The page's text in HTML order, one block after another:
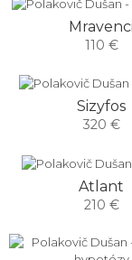
Mravenci
110 €
Sizyfos
320 €
Atlant
210 €